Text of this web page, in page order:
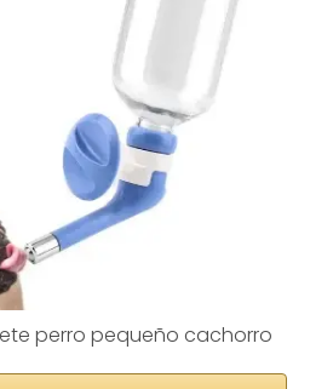
perro pequeño cachorro